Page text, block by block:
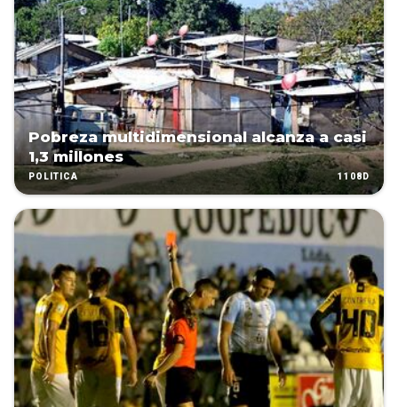
Pobreza multidimensional alcanza a casi
1,3 millones
POLÍTICA 1108D